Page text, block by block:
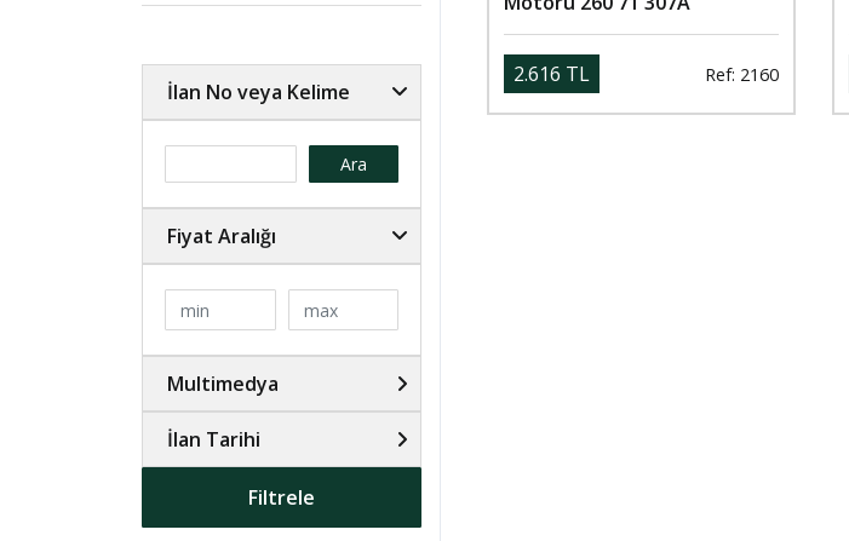
İlan No veya Kelime
Ara
Fiyat Aralığı
Multimedya
İlan Tarihi
Filtrele
2.616 TL Ref: 2160